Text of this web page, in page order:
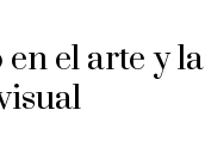
el arte y la